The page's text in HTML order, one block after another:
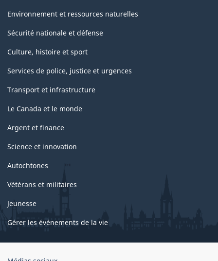
Environnement et ressources naturelles
Sécurité nationale et défense
Culture, histoire et sport
Services de police, justice et urgences
Transport et infrastructure
Le Canada et le monde
Argent et finance
Science et innovation
Autochtones
Vétérans et militaires
Jeunesse
Gérer les événements de la vie